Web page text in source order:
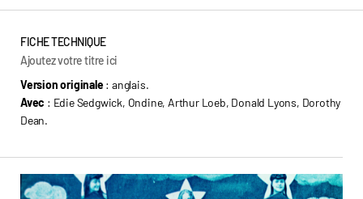
FICHE TECHNIQUE
Ajoutez votre titre ici
Version originale: anglais.
Avec : Edie Sedgwick, Ondine, Arthur Loeb, Donald Lyons, Dorothy
Dean.